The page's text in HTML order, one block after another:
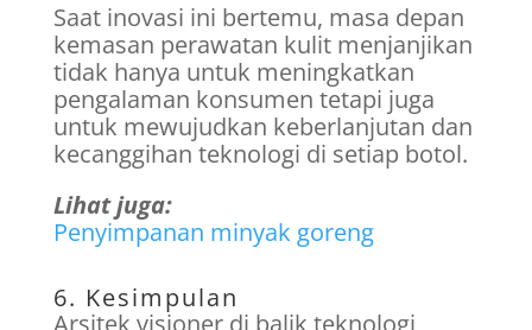
Saat inovasi ini bertemu, masa depan
kemasan perawatan kulit menjanjikan
tidak hanya untuk meningkatkan
pengalaman konsumen tetapi juga
untuk mewujudkan keberlanjutan dan
kecanggihan teknologi di setiap botol.
Lihat juga:
Penyimpanan minyak goreng
6. Kesimpulan
Arsitek visioner di balik teknologi